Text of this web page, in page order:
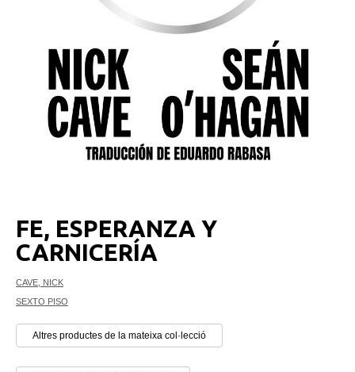
FE, ESPERANZA Y
CARNICERÍA
CAVE, NICK
SEXTO PISO
Altres productes de la mateixa col·lecció